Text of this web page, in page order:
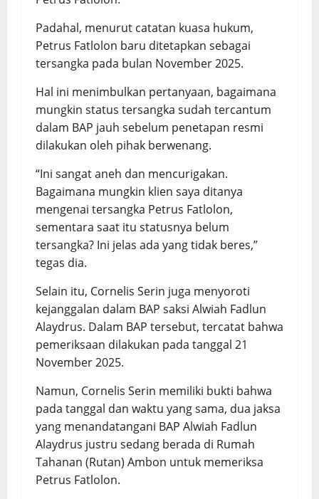
Padahal, menurut catatan kuasa hukum,
Petrus Fatlolon baru ditetapkan sebagai
tersangka pada bulan November 2025.
Hal ini menimbulkan pertanyaan, bagaimana
mungkin status tersangka sudah tercantum
dalam BAP jauh sebelum penetapan resmi
dilakukan oleh pihak berwenang.
“Ini sangat aneh dan mencurigakan.
Bagaimana mungkin klien saya ditanya
mengenai tersangka Petrus Fatlolon,
sementara saat itu statusnya belum
tersangka? Ini jelas ada yang tidak beres,”
tegas dia.
Selain itu, Cornelis Serin juga menyoroti
kejanggalan dalam BAP saksi Alwiah Fadlun
Alaydrus. Dalam BAP tersebut, tercatat bahwa
pemeriksaan dilakukan pada tanggal 21
November 2025.
Namun, Cornelis Serin memiliki bukti bahwa
pada tanggal dan waktu yang sama, dua jaksa
yang menandatangani BAP Alwiah Fadlun
Alaydrus justru sedang berada di Rumah
Tahanan (Rutan) Ambon untuk memeriksa
Petrus Fatlolon.